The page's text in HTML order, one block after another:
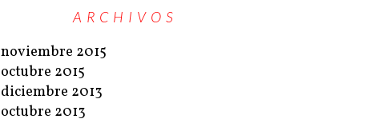
ARCHIVOS
noviembre 2015
octubre 2015
diciembre 2013
octubre 2013